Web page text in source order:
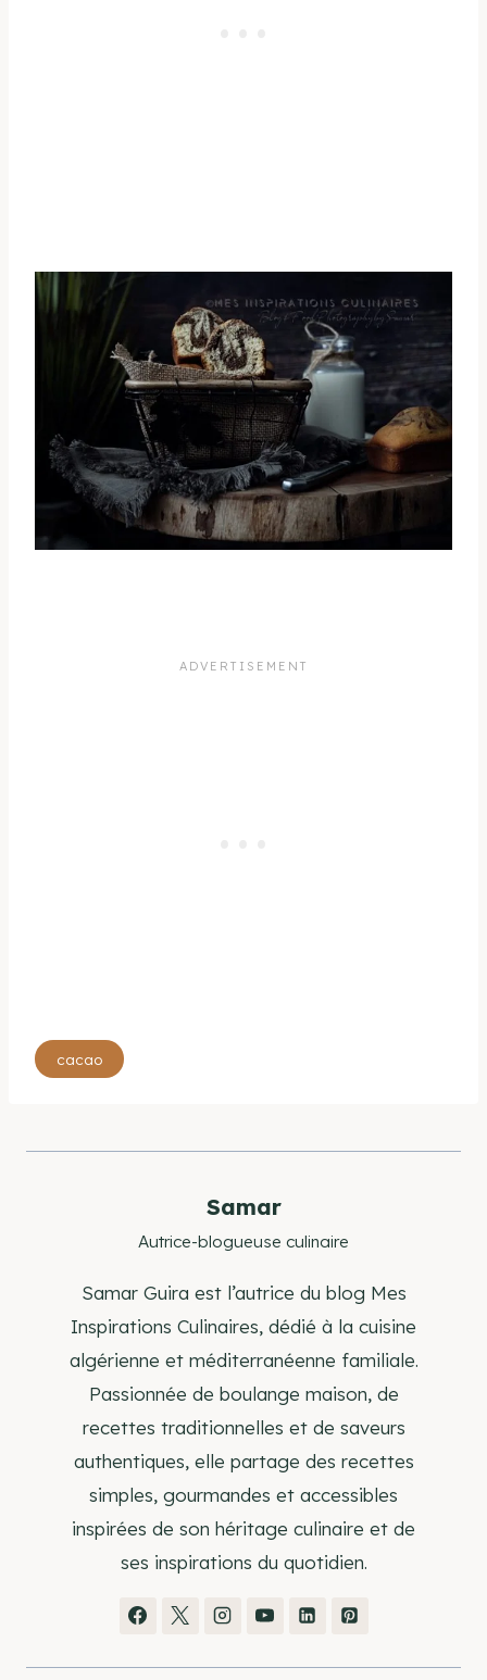
Étiquettes
de
publication :
cacao
Samar
Autrice-blogueuse culinaire
Samar Guira est l’autrice du blog Mes
Inspirations Culinaires, dédié à la cuisine
algérienne et méditerranéenne familiale.
Passionnée de boulange maison, de
recettes traditionnelles et de saveurs
authentiques, elle partage des recettes
simples, gourmandes et accessibles
inspirées de son héritage culinaire et de
ses inspirations du quotidien.